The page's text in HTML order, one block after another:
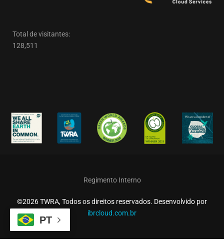
Total de visitantes:
128,511
Regimento Interno
©2026 TWRA, Todos os direitos reservados. Desenvolvido por
ibrcloud.com.br
PT